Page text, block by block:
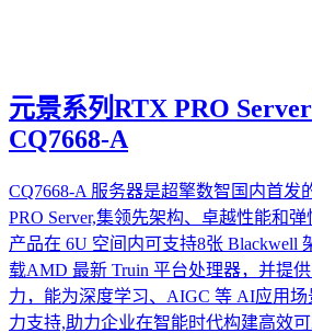
元景系列RTX PRO
CQ7668-A
CQ7668-A 服务器是超擎数智国内首发
PRO Server,集领先架构、卓越性能和
产品在 6U 空间内可支持8张 Blackwell
载AMD 最新 Truin 平台处理器，并提
力，能为深度学习、AIGC 等 AI应用
力支持,助力企业在智能时代构建高效可